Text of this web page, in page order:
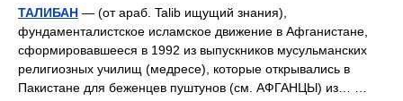
ТАЛИБАН — (от араб. Talib ищущий знания),
фундаменталистское исламское движение в Афганистане,
сформировавшееся в 1992 из выпускников мусульманских
религиозных училищ (медресе), которые открывались в
Пакистане для беженцев пуштунов (см. АФГАНЦЫ) из… …